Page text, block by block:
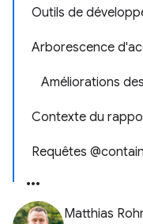
Outils de
Arborescence
Améliorations
Contexte du
Requêtes
Matthias